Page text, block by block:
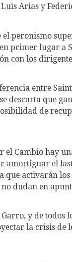
Arias y
el peronismo
primer lugar a
con los
entre
descarta que
de
el Cambio hay
amortiguar el
que activarán los
dudan en
y de todos
la crisis de